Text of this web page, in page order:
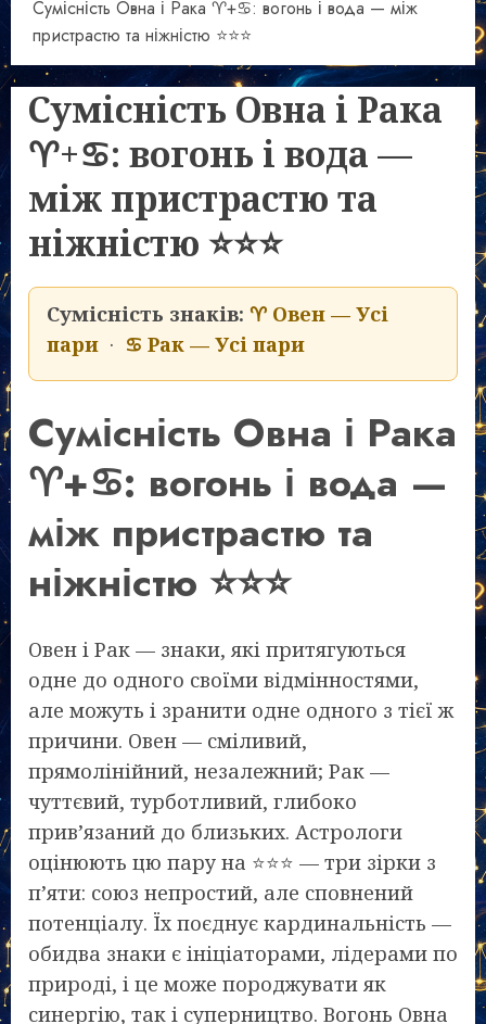
Сумісність Овна і Рака ♈+♋: вогонь і вода — між
пристрастю та ніжністю ⭐⭐⭐
Сумісність Овна і Рака
♈+♋: вогонь і вода —
між пристрастю та
ніжністю ⭐⭐⭐
Сумісність знаків: ♈ Овен — Усі
пари · ♋ Рак — Усі пари
Сумісність Овна і Рака
♈+♋: вогонь і вода —
між пристрастю та
ніжністю ⭐⭐⭐
Овен і Рак — знаки, які притягуються
одне до одного своїми відмінностями,
але можуть і зранити одне одного з тієї ж
причини. Овен — сміливий,
прямолінійний, незалежний; Рак —
чуттєвий, турботливий, глибоко
прив’язаний до близьких. Астрологи
оцінюють цю пару на ⭐⭐⭐ — три зірки з
п’яти: союз непростий, але сповнений
потенціалу. Їх поєднує кардинальність —
обидва знаки є ініціаторами, лідерами по
природі, і це може породжувати як
синергію, так і суперництво. Вогонь Овна